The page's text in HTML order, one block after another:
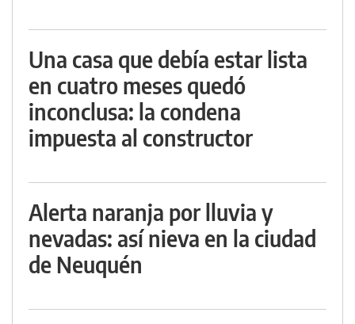
Una casa que debía estar lista
en cuatro meses quedó
inconclusa: la condena
impuesta al constructor
Alerta naranja por lluvia y
nevadas: así nieva en la ciudad
de Neuquén